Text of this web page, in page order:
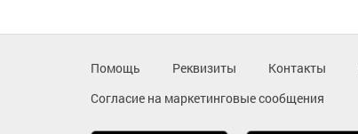
Помощь Реквизиты Контакты
Согласие на маркетинговые сообщения